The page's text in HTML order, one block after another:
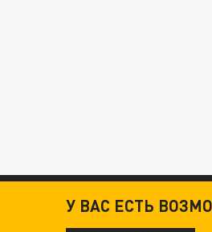
У ВАС ЕСТЬ